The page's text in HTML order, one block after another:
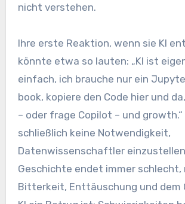
nicht verstehen.
Ihre erste Reaktion, wenn sie KI
könnte etwa so lauten: „KI ist
einfach, ich brauche nur ein
book, kopiere den Code hier und
– oder frage Copilot – und
schließlich keine Notwendigkeit,
Datenwissenschaftler einzustellen
Geschichte endet immer schlecht,
Bitterkeit, Enttäuschung und dem